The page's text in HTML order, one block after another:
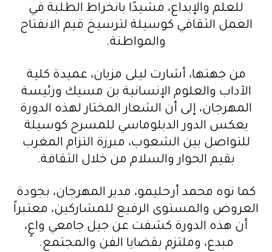
للعلم والإبداع، مشيدًا بانخراط الطلبة في
العمل الثقافي كوسيلة لترسيخ قيم الانفتاح
والمواطنة.
من جهتها، أشارت ليلى مزيان، عميدة كلية
الآداب والعلوم الإنسانية بن مسيك ورئيسة
المهرجان، إلى أن الشعار المختار لهذه الدورة
يعكس الدور الدبلوماسي للمسرح كوسيلة
للتواصل بين الشعوب، مبرزة التزام المغرب
بقيم الحوار والسلام من خلال الثقافة.
كما نوه محمد أرحليمو، مدير المهرجان، بجودة
العروض والمستوى الرفيع للمشاركين، معتبراً
أن هذه الدورة كشفت عن جيل جامعي واعٍ،
مبدع، وملتزم بقضايا الفن والمجتمع.